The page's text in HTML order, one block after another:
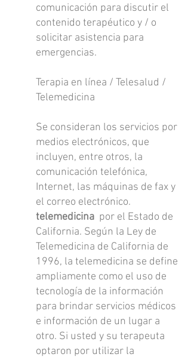
comunicación para discutir el
contenido terapéutico y / o
solicitar asistencia para
emergencias.
Terapia en línea / Telesalud /
Telemedicina
Se consideran los servicios por
medios electrónicos, que
incluyen, entre otros, la
comunicación telefónica,
Internet, las máquinas de fax y
el correo electrónico.
telemedicina por el Estado de
California. Según la Ley de
Telemedicina de California de
1996, la telemedicina se define
ampliamente como el uso de
tecnología de la información
para brindar servicios médicos
e información de un lugar a
otro. Si usted y su terapeuta
optaron por utilizar la